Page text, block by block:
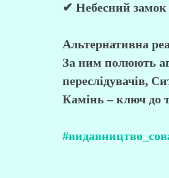
✔ Небесний замок
Альтернативна
За ним полюють
переслідувачів,
Камінь – ключ до